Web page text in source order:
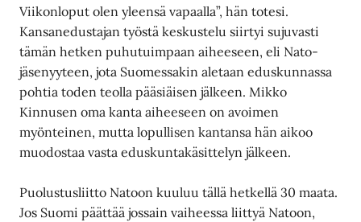
Viikonloput olen yleensä vapaalla”, hän totesi.
Kansanedustajan työstä keskustelu siirtyi sujuvasti
tämän hetken puhutuimpaan aiheeseen, eli Nato-
jäsenyyteen, jota Suomessakin aletaan eduskunnassa
pohtia toden teolla pääsiäisen jälkeen. Mikko
Kinnusen oma kanta aiheeseen on avoimen
myönteinen, mutta lopullisen kantansa hän aikoo
muodostaa vasta eduskuntakäsittelyn jälkeen.
Puolustusliitto Natoon kuuluu tällä hetkellä 30 maata.
Jos Suomi päättää jossain vaiheessa liittyä Natoon,